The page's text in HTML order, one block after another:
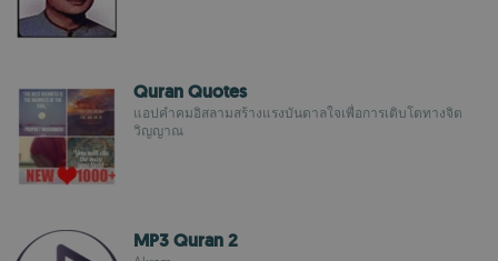
Quran Quotes
แอปคำคมอิสลามสร้างแรงบันดาลใจเพื่อการเติบโตทางจิต
วิญญาณ
MP3 Quran 2